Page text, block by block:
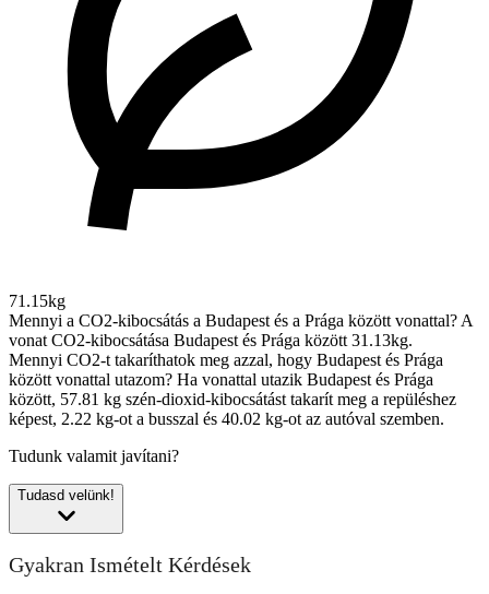
71.15kg
Mennyi a CO2-kibocsátás a Budapest és a Prága között vonattal? A
vonat CO2-kibocsátása Budapest és Prága között 31.13kg.
Mennyi CO2-t takaríthatok meg azzal, hogy Budapest és Prága
között vonattal utazom? Ha vonattal utazik Budapest és Prága
között, 57.81 kg szén-dioxid-kibocsátást takarít meg a repüléshez
képest, 2.22 kg-ot a busszal és 40.02 kg-ot az autóval szemben.
Tudunk valamit javítani?
Tudasd velünk!
Gyakran Ismételt Kérdések